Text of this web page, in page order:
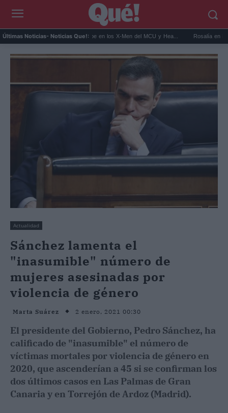
Últimas Noticias- Noticias Que!:
Kit Connor será Cíclope en los X-Men del MCU y Hea... Rosalía en
Actualidad
Sánchez lamenta el
"inasumible" número de
mujeres asesinadas por
violencia de género
Marta Suárez 2 enero, 2021 00:30
El presidente del Gobierno, Pedro Sánchez, ha
calificado de "inasumible" el número de
víctimas mortales por violencia de género en
2020, que ascenderían a 45 si se confirman los
dos últimos casos en Las Palmas de Gran
Canaria y en Torrejón de Ardoz (Madrid).